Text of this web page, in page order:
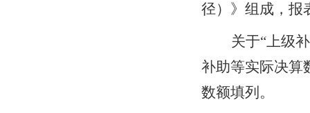
径）》组成， 报
关于“上级
补助等实际决算
数额填列 。